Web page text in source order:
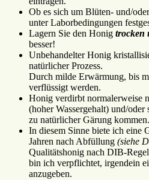
Ob es sich um Blüten- und/
unter Laborbedingungen
Lagern Sie den Honig trocken
besser!
Unbehandelter Honig
natürlicher Prozess.
Durch milde Erwärmung, bis
verflüssigt werden.
Honig verdirbt normalerweise
(hoher Wassergehalt) und/
zu natürlicher Gärung kommen.
In diesem Sinne biete ich eine
Jahren nach Abfüllung (siehe
Qualitätshonig nach DIB-
bin ich verpflichtet, irgendein
anzugeben.